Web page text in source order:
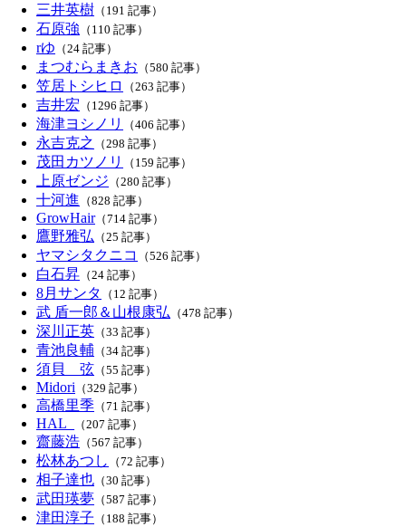
三井英樹 （191 記事）
石原強 （110 記事）
rゆ （24 記事）
まつむらまきお （580 記事）
笠居トシヒロ （263 記事）
吉井宏 （1296 記事）
海津ヨシノリ （406 記事）
永吉克之 （298 記事）
茂田カツノリ （159 記事）
上原ゼンジ （280 記事）
十河進 （828 記事）
GrowHair（714 記事）
鷹野雅弘 （25 記事）
ヤマシタクニコ （526 記事）
白石昇 （24 記事）
8月サンタ （12 記事）
武 盾一郎＆山根康弘 （478 記事）
深川正英 （33 記事）
青池良輔 （34 記事）
須貝 弦 （55 記事）
Midori （329 記事）
高橋里季 （71 記事）
HAL_ （207 記事）
齋藤浩 （567 記事）
松林あつし （72 記事）
相子達也 （30 記事）
武田瑛夢 （587 記事）
津田淳子 （188 記事）